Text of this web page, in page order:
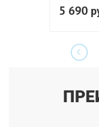
5 690